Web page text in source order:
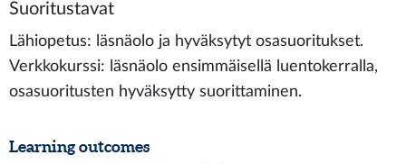
Suoritustavat
Lähiopetus: läsnäolo ja hyväksytyt osasuoritukset.
Verkkokurssi: läsnäolo ensimmäisellä luentokerralla,
osasuoritusten hyväksytty suorittaminen.
Learning outcomes